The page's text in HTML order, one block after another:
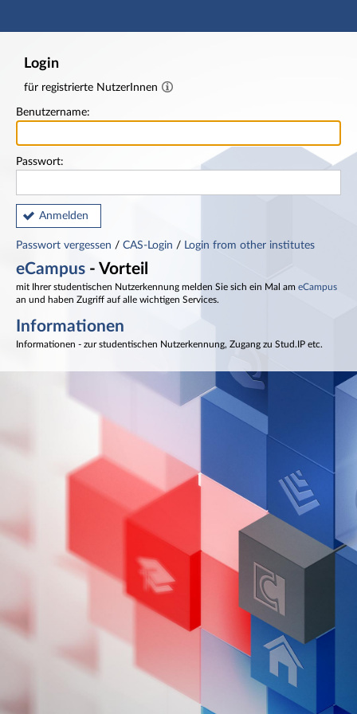
Hauptnavigation
Login
für registrierte NutzerInnen
Benutzername:
Passwort:
Anmelden
Passwort vergessen / CAS-Login / Login from other institutes
eCampus - Vorteil
mit Ihrer studentischen Nutzerkennung melden Sie sich ein Mal am eCampus
an und haben Zugriff auf alle wichtigen Services.
Informationen
Informationen - zur studentischen Nutzerkennung, Zugang zu Stud.IP etc.